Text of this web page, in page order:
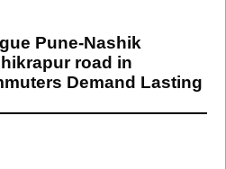
Pune-Nashik
road in
Demand Lasting